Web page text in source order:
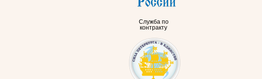
Служба по
контракту